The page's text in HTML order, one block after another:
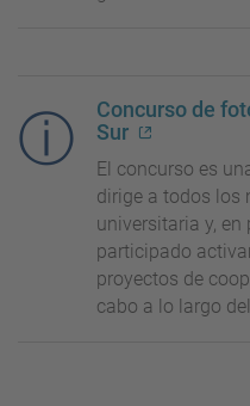
Concurso de
Sur
El concurso es
dirige a todos los
universitaria y,
participado
proyectos de
cabo a lo largo